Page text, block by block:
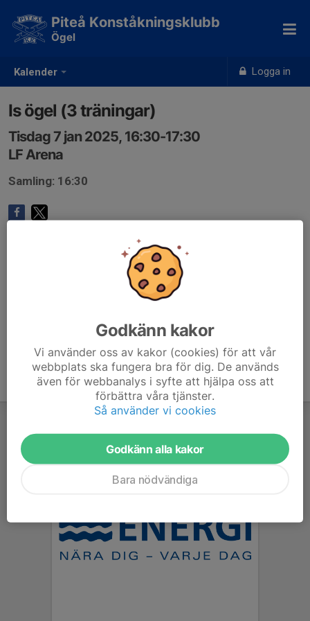
Kalender Logga in
Piteå Konståkningsklubb
Ögel
Is ögel (3 träningar)
Tisdag 7 jan 2025, 16:30-17:30
LF Arena
Samling: 16:30
Godkänn kakor
Vi använder oss av kakor (cookies) för att vår
webbplats ska fungera bra för dig. De används
även för webbanalys i syfte att hjälpa oss att
förbättra våra tjänster.
Så använder vi cookies
Godkänn alla kakor
Bara nödvändiga